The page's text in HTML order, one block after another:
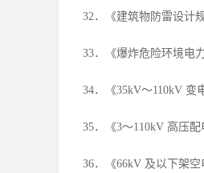
32．《建筑物防雷设计
33．《爆炸危险环境电
34．《35kV～110kV 变
35．《3～110kV 高压配
36．《66kV 及以下架空